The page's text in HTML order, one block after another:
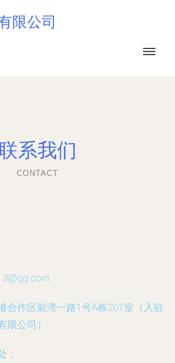
限公司
系我们
CONTACT
合作区前湾一路1号A栋201室（入驻
限公司）
：